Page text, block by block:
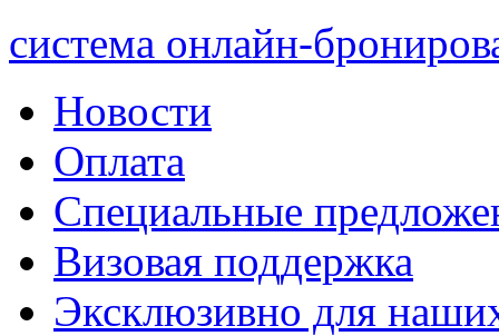
система онлайн-
Новости
Оплата
Специальные
Визовая поддержка
Эксклюзивно для